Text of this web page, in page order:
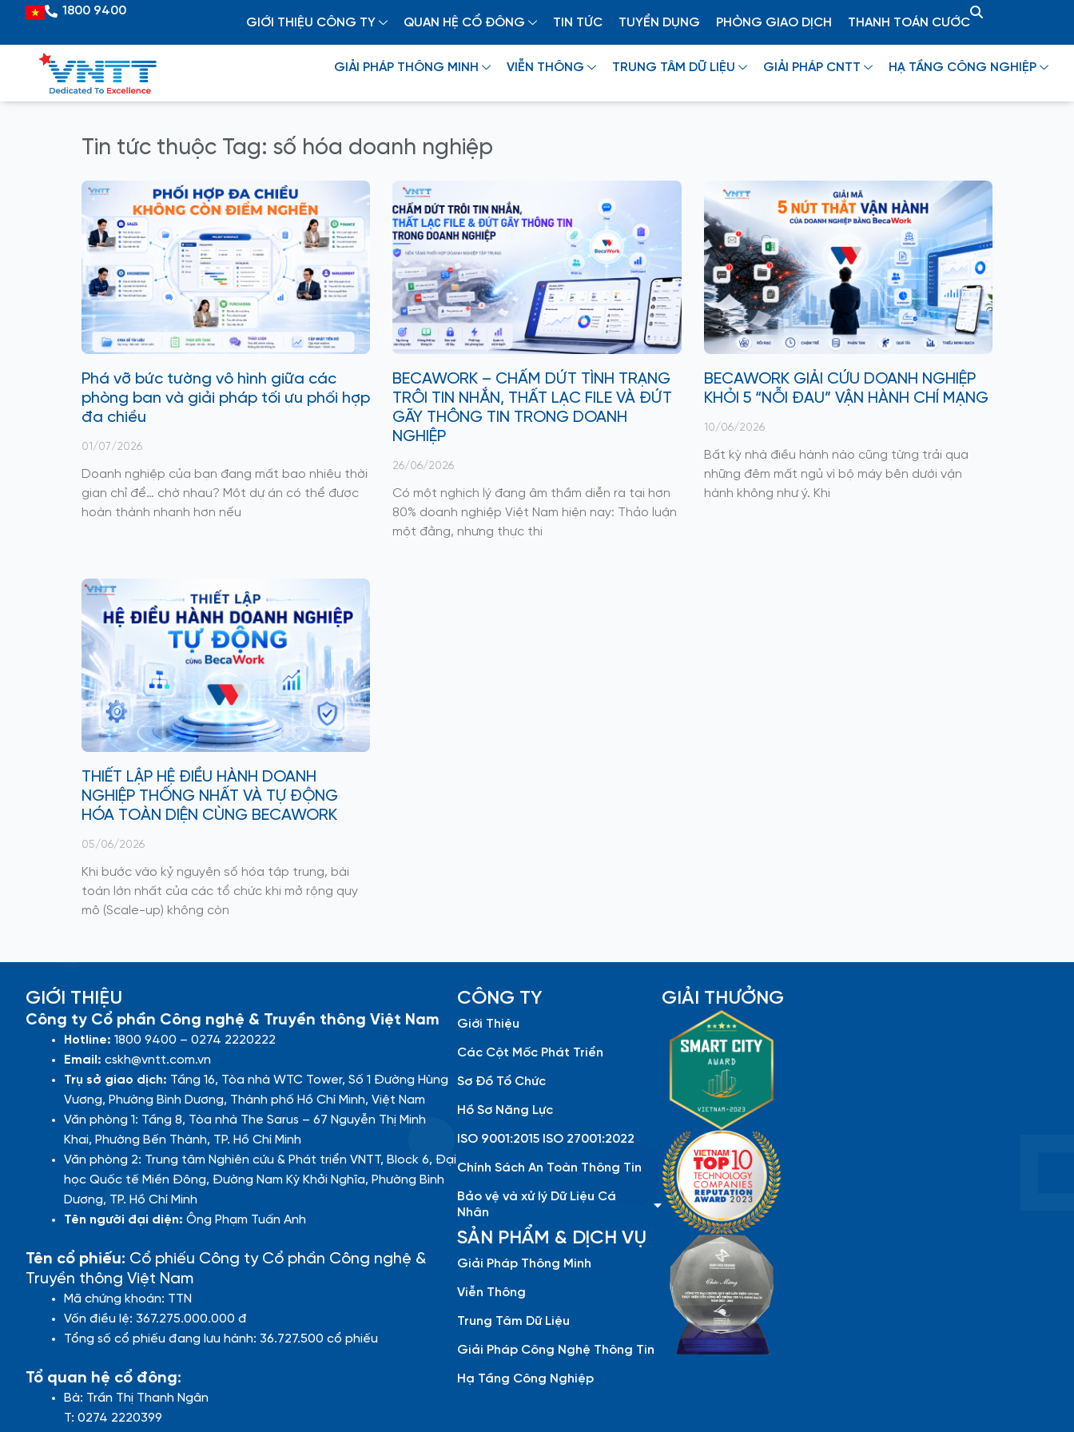
content
Vietnamese
1800 9400
GIỚI THIỆU CÔNG TY
QUAN HỆ CỔ ĐÔNG TIN TỨC TUYỂN DỤNG PHÒNG GIAO DỊCH THANH TOÁN CƯỚC
GIẢI PHÁP THÔNG MINH VIỄN THÔNG TRUNG TÂM DỮ LIỆU GIẢI PHÁP CNTT HẠ TẦNG CÔNG NGHIỆP
Tin tức thuộc Tag: số hóa doanh nghiệp
Phá vỡ bức tường vô hình giữa các
phòng ban và giải pháp tối ưu phối hợp
đa chiều
01/07/2026
Doanh nghiệp của bạn đang mất bao nhiêu thời
gian chỉ để… chờ nhau? Một dự án có thể được
hoàn thành nhanh hơn nếu
BECAWORK – CHẤM DỨT TÌNH TRẠNG
TRÔI TIN NHẮN, THẤT LẠC FILE VÀ ĐỨT
GÃY THÔNG TIN TRONG DOANH
NGHIỆP
26/06/2026
Có một nghịch lý đang âm thầm diễn ra tại hơn
80% doanh nghiệp Việt Nam hiện nay: Thảo luận
một đằng, nhưng thực thi
BECAWORK GIẢI CỨU DOANH NGHIỆP
KHỎI 5 “NỖI ĐAU” VẬN HÀNH CHÍ MẠNG
10/06/2026
Bất kỳ nhà điều hành nào cũng từng trải qua
những đêm mất ngủ vì bộ máy bên dưới vận
hành không như ý. Khi
THIẾT LẬP HỆ ĐIỀU HÀNH DOANH
NGHIỆP THỐNG NHẤT VÀ TỰ ĐỘNG
HÓA TOÀN DIỆN CÙNG BECAWORK
05/06/2026
Khi bước vào kỷ nguyên số hóa tập trung, bài
toán lớn nhất của các tổ chức khi mở rộng quy
mô (Scale-up) không còn
GIỚI THIỆU
Công ty Cổ phần Công nghệ & Truyền thông Việt Nam
Hotline: 1800 9400 – 0274 2220222
Email: cskh@vntt.com.vn
Trụ sở giao dịch: Tầng 16, Tòa nhà WTC Tower, Số 1 Đường Hùng
Vương, Phường Bình Dương, Thành phố Hồ Chí Minh, Việt Nam
Văn phòng 1: Tầng 8, Tòa nhà The Sarus – 67 Nguyễn Thị Minh
Khai, Phường Bến Thành, TP. Hồ Chí Minh
Văn phòng 2: Trung tâm Nghiên cứu & Phát triển VNTT, Block 6, Đại
học Quốc tế Miền Đông, Đường Nam Kỳ Khởi Nghĩa, Phường Bình
Dương, TP. Hồ Chí Minh
Tên người đại diện: Ông Phạm Tuấn Anh
Tên cổ phiếu: Cổ phiếu Công ty Cổ phần Công nghệ &
Truyền thông Việt Nam
Mã chứng khoán: TTN
Vốn điều lệ: 367.275.000.000 đ
Tổng số cổ phiếu đang lưu hành: 36.727.500 cổ phiếu
Tổ quan hệ cổ đông:
Bà: Trần Thị Thanh Ngân
T: 0274 2220399
CÔNG TY
Giới Thiệu
Các Cột Mốc Phát Triển
Sơ Đồ Tổ Chức
Hồ Sơ Năng Lực
ISO 9001:2015 ISO 27001:2022
Chính Sách An Toàn Thông Tin
Bảo vệ và xử lý Dữ Liệu Cá
Nhân
SẢN PHẨM & DỊCH VỤ
Giải Pháp Thông Minh
Viễn Thông
Trung Tâm Dữ Liệu
Giải Pháp Công Nghệ Thông Tin
Hạ Tầng Công Nghiệp
GIẢI THƯỞNG